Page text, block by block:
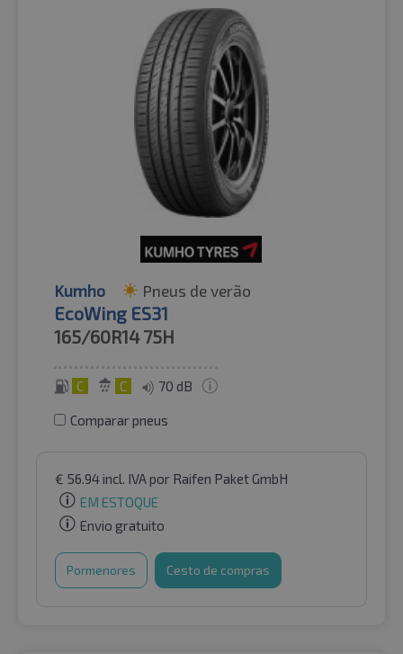
Kumho Pneus de verão
EcoWing ES31
165/60R14 75H
C C 70 dB
Comparar pneus
€ 56.94incl. IVApor Raifen Paket GmbH
EM ESTOQUE
Envio gratuito
Pormenores Cesto de compras